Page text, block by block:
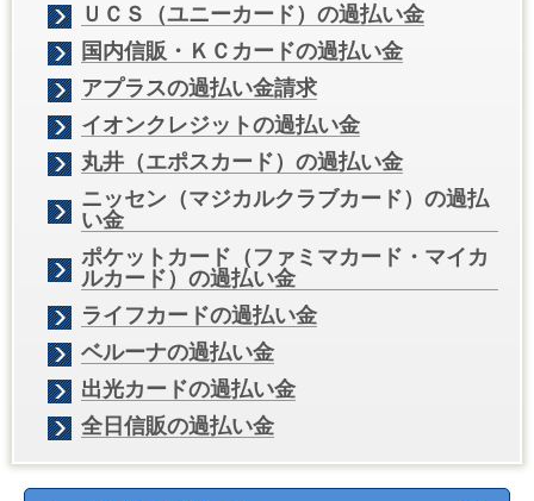
ＵＣＳ（ユニーカード）の過払い金
国内信販・ＫＣカードの過払い金
アプラスの過払い金請求
イオンクレジットの過払い金
丸井（エポスカード）の過払い金
ニッセン（マジカルクラブカード）の過払
い金
ポケットカード（ファミマカード・マイカ
ルカード）の過払い金
ライフカードの過払い金
ベルーナの過払い金
出光カードの過払い金
全日信販の過払い金